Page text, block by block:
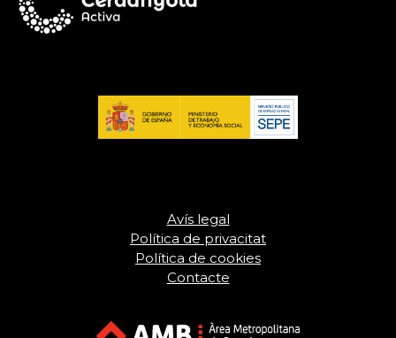
Avís legal
Política de privacitat
Política de cookies
Contacte